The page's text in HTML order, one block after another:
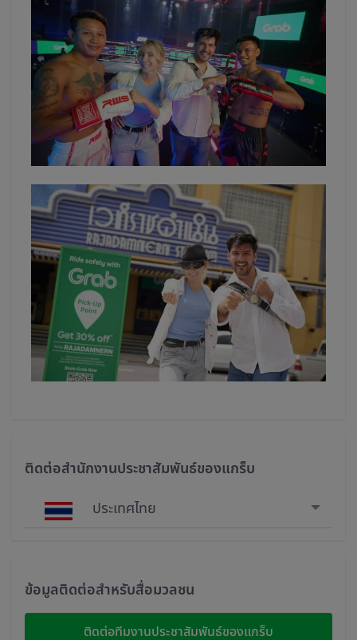
ติดต่อสำนักงานประชาสัมพันธ์ของแกร็บ
ประเทศไทย
Malaysia
Indonesia
ข้อมูลติดต่อสำหรับสื่อมวลชน
ติดต่อทีมงานประชาสัมพันธ์ของแกร็บ